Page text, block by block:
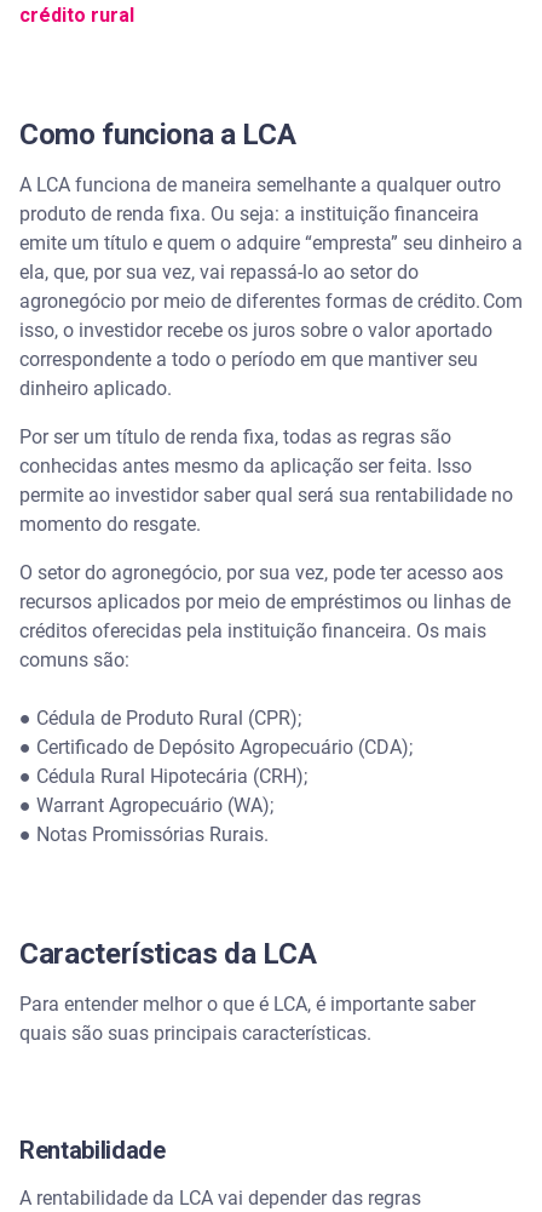
crédito rural
Como funciona a LCA
A LCA funciona de maneira semelhante a qualquer outro
produto de renda fixa. Ou seja: a instituição financeira
emite um título e quem o adquire “empresta” seu dinheiro a
ela, que, por sua vez, vai repassá-lo ao setor do
agronegócio por meio de diferentes formas de crédito. Com
isso, o investidor recebe os juros sobre o valor aportado
correspondente a todo o período em que mantiver seu
dinheiro aplicado.
Por ser um título de renda fixa, todas as regras são
conhecidas antes mesmo da aplicação ser feita. Isso
permite ao investidor saber qual será sua rentabilidade no
momento do resgate.
O setor do agronegócio, por sua vez, pode ter acesso aos
recursos aplicados por meio de empréstimos ou linhas de
créditos oferecidas pela instituição financeira. Os mais
comuns são:
● Cédula de Produto Rural (CPR);
● Certificado de Depósito Agropecuário (CDA);
● Cédula Rural Hipotecária (CRH);
● Warrant Agropecuário (WA);
● Notas Promissórias Rurais.
Características da LCA
Para entender melhor o que é LCA, é importante saber
quais são suas principais características.
Rentabilidade
A rentabilidade da LCA vai depender das regras